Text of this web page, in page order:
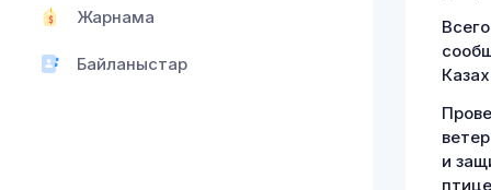
Жарнама
Байланыстар
и